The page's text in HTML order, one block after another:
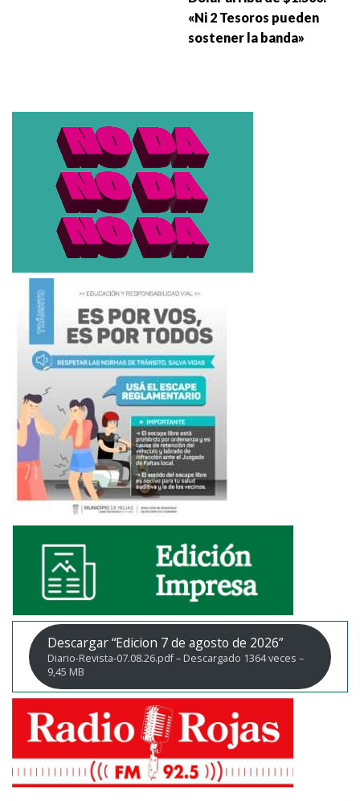
«Ni 2 Tesoros pueden
sostener la banda»
Descargar “Edicion 7 de agosto de 2026”
Diario-Revista-07.08.26.pdf – Descargado 1364 veces –
9,45 MB